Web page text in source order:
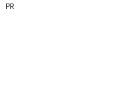
PR